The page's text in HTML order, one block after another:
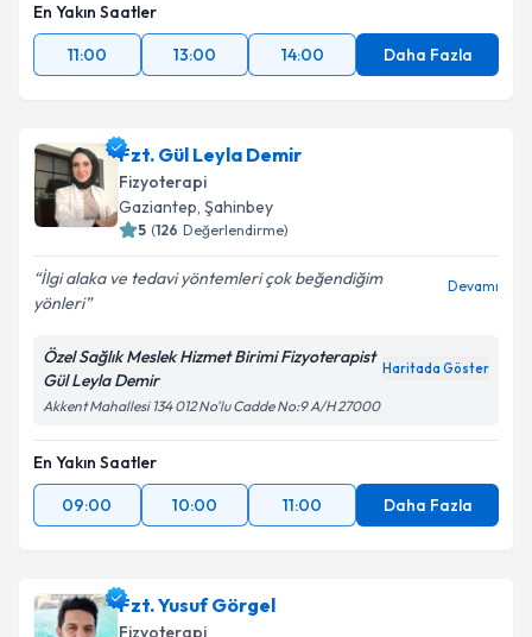
En Yakın Saatler
11:00
13:00 14:00 Daha Fazla
Fzt. Gül Leyla Demir
Fizyoterapi
Gaziantep, Şahinbey
5 (126 Değerlendirme)
İlgi alaka ve tedavi yöntemleri çok beğendiğim
yönleri
Devamı
Özel Sağlık Meslek Hizmet Birimi Fizyoterapist
Gül Leyla Demir
Haritada Göster
Akkent Mahallesi 134 012 No'lu Cadde No:9 A/H 27000
En Yakın Saatler
09:00
10:00 11:00 Daha Fazla
Fzt. Yusuf Görgel
Fizyoterapi